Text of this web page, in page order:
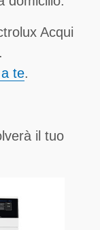
Acqui
te.
il tuo